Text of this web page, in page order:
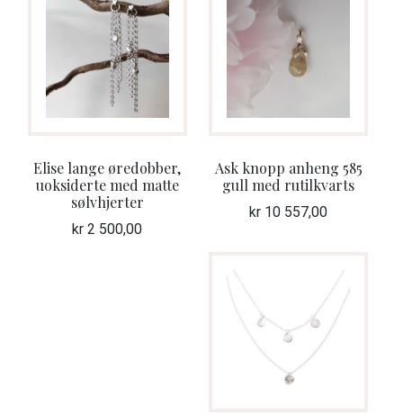
Elise lange øredobber,
uoksiderte med matte
sølvhjerter
kr 2 500,00
Ask knopp anheng 585
gull med rutilkvarts
kr 10 557,00